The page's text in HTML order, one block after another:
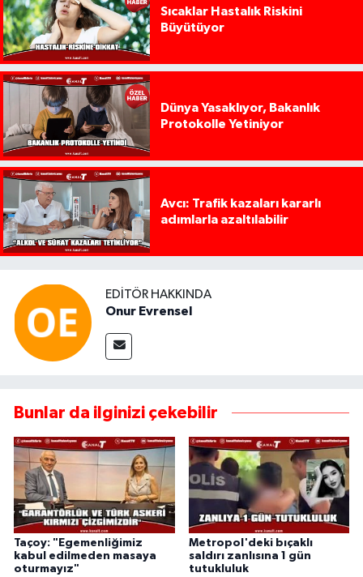
Sıcaklar Hastalık Riskini
Büyütüyor
Dünya Yasaklıyor, Bakanlık
Protokolle Yetiniyor
Avcı: Trafik kazaları kararlı
adımlarla azaltılabilir
EDITÖR HAKKINDA
Onur Evrensel
Bunlar da ilginizi çekebilir
Taçoy: "Egemenliğimiz
kabul edilmeden masaya
oturmayız"
Metropol'deki bıçaklı
saldırı zanlısına 1 gün
tutukluluk